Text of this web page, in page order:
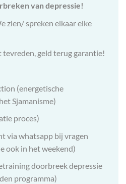
van depressie!
zien/ spreken elkaar elke
tevreden, geld terug garantie!
(energetische
Sjamanisme)
proces)
via whatsapp bij vragen
ook in het weekend)
doorbreek depressie
programma)